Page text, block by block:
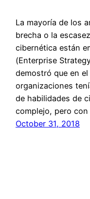
La mayoría de los
brecha o la
cibernética están
(Enterprise
demostró que en el
organizaciones
de habilidades de
complejo, pero
October 31, 2018